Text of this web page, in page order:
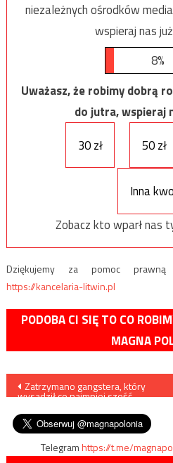
niezależnych ośrodków
wspieraj nas
8%
Uważasz, że robimy dobrą
do jutra, wspieraj
30 zł
50 zł
Inna
Zobacz kto wparł nas
Dziękujemy za pomoc
https://kancelaria-litwin.pl
PODOBA CI SIĘ TO CO
MAGNA
Nawigacja
wpisu
Zatrzymano gangstera, który
wysadził co najmniej sześć
Telegramhttps://t.me/